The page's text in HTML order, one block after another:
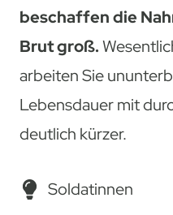
beschaffen die
Brut groß.
arbeiten Sie
Lebensdauer mit
deutlich kürzer.
Soldatinnen